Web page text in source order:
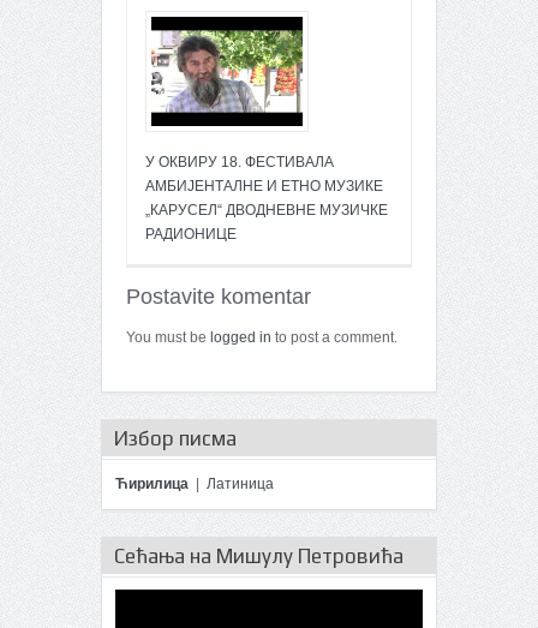
У ОКВИРУ 18. ФЕСТИВАЛА
АМБИЈЕНТАЛНЕ И ЕТНО МУЗИКЕ
„КАРУСЕЛ“ ДВОДНЕВНЕ МУЗИЧКЕ
РАДИОНИЦЕ
Postavite komentar
You must be logged in to post a comment.
Избор писма
Ћирилица Латиница
Сећања на Мишулу Петровића